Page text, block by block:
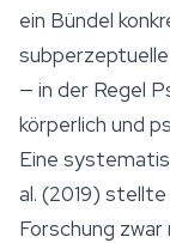
ein Bündel
— in der Regel
körperlich und
Eine
al. (2019)
Forschung